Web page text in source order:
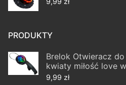
PRODUKTY
Brelok Otwieracz
kwiaty miłość love
9,99 zł